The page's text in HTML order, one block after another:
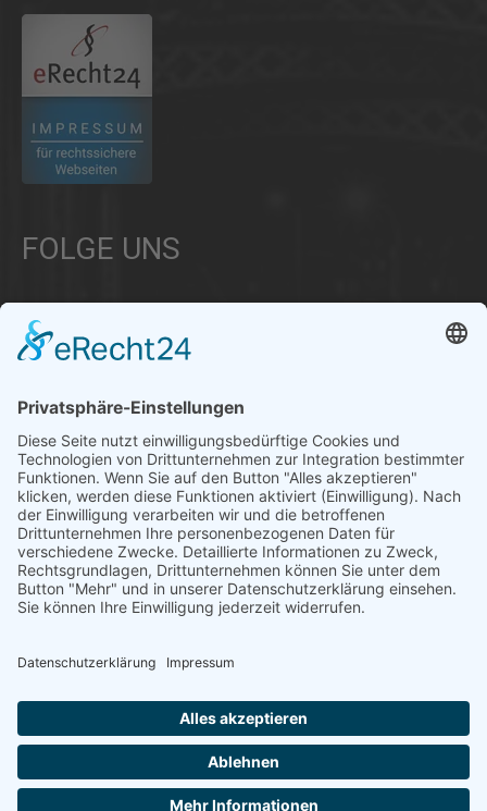
FOLGE UNS
Informationen aus Politik – Wirtschaft – Kultur – Umwelt –
Gesellschaft - Polizei und Feuerwehr – für die Region Bayern
Als regionales Unternehmen sind wir für Sie der direkte
Ansprechpartner, wenn es um die Online-Vermarktung Ihrer
Produkte und Dienstleistungen geht. Wir würden gerne für
Sie diese Aufgabe übernehmen.